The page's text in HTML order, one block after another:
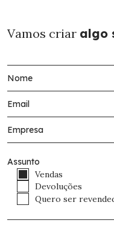
Vamos criar algo
Assunto
Vendas
Devoluções
Quero ser